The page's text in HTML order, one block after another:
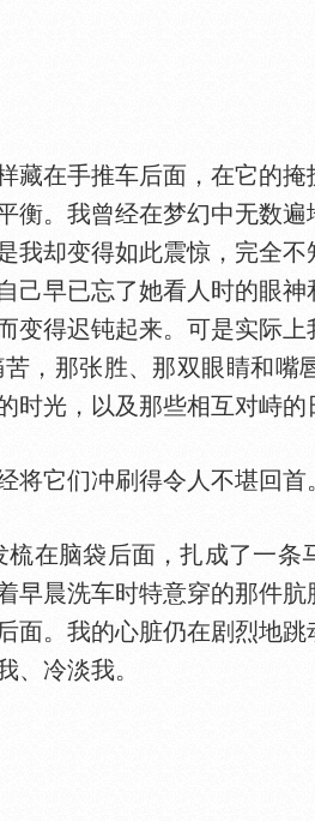
藏在手推车后面，在它的
衡。我曾经在梦幻中无数
我却变得如此震惊，完全
己早已忘了她看人时的眼
变得迟钝起来。可是实际
，那张胜、那双眼睛和嘴
光，以及那些相互对峙的
它们冲刷得令人不堪回首
脑袋后面，扎成了一条
早晨洗车时特意穿的那件
面。我的心脏仍在剧烈地
、冷淡我。